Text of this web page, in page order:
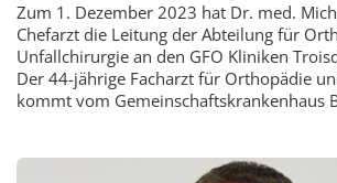
Zum 1. Dezember 2023 hat Dr. med.
Chefarzt die Leitung der Abteilung für
Unfallchirurgie an den GFO Kliniken
Der 44-jährige Facharzt für Orthopädie
kommt vom Gemeinschaftskrankenhaus